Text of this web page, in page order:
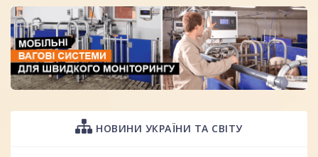
НОВИНИ УКРАЇНИ ТА СВІТУ